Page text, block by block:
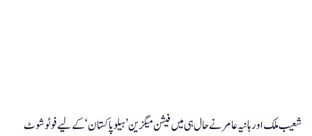
شعیب ملک اور ہانیہ عامر نے حال ہی میں فیشن میگزین ’ہیلو پاکستان‘ کے لیے فوٹوشوٹ